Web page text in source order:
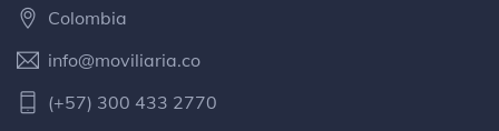
Café
Facultad y universidad
Colombia
info@moviliaria.co
(+57) 300 433 2770